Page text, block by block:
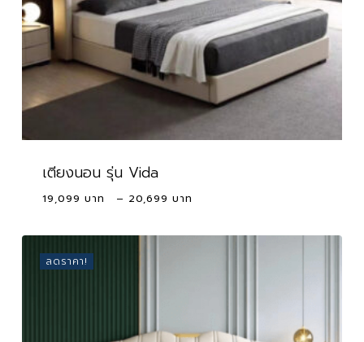
เตียงนอน รุ่น Vida
19,099 – 20,699
19,099 ฿
ลดราคา!